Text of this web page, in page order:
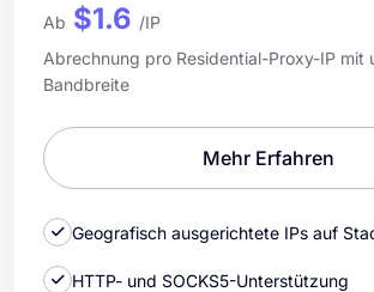
Ab $1.6 /IP
Abrechnung pro Residential-Proxy-IP mit
Bandbreite
Mehr Erfahren
Geografisch ausgerichtete IPs auf
HTTP- und SOCKS5-Unterstützung